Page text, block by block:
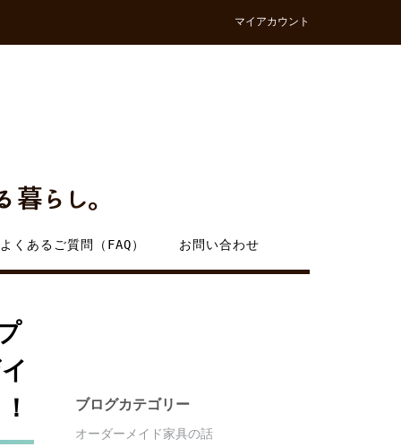
マイアカウント
よくあるご質問（FAQ） お問い合わせ
ブログカテゴリー
オーダーメイド家具の話